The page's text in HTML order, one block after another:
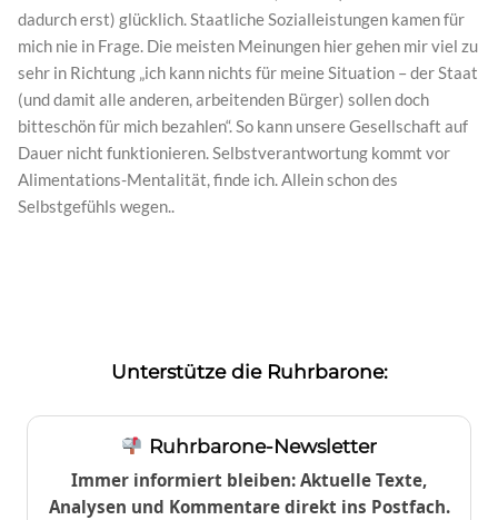
dadurch erst) glücklich. Staatliche Sozialleistungen kamen für
mich nie in Frage. Die meisten Meinungen hier gehen mir viel zu
sehr in Richtung „ich kann nichts für meine Situation – der Staat
(und damit alle anderen, arbeitenden Bürger) sollen doch
bitteschön für mich bezahlen“. So kann unsere Gesellschaft auf
Dauer nicht funktionieren. Selbstverantwortung kommt vor
Alimentations-Mentalität, finde ich. Allein schon des
Selbstgefühls wegen..
Unterstütze die Ruhrbarone:
Ruhrbarone-Newsletter
Immer informiert bleiben: Aktuelle Texte,
Analysen und Kommentare direkt ins Postfach.